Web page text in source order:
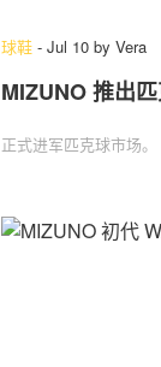
球鞋 - Jul 10 by Vera
MIZUNO 推出
正式进军匹克球市场。